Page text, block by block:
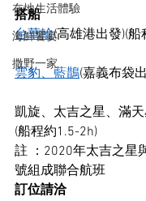
在地生活體驗
海鮮饗宴
撒野一家
搭船
台華輪(高雄港出發)(
雲豹、藍鵲(嘉義布袋
凱旋、太吉之星、滿
(船程約1.5-2h)
註 ：2020年太吉之星
號組成聯合航班
訂位請洽